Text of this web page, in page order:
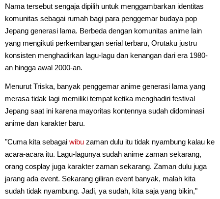
Nama tersebut sengaja dipilih untuk menggambarkan identitas
komunitas sebagai rumah bagi para penggemar budaya pop
Jepang generasi lama. Berbeda dengan komunitas anime lain
yang mengikuti perkembangan serial terbaru, Orutaku justru
konsisten menghadirkan lagu-lagu dan kenangan dari era 1980-
an hingga awal 2000-an.
Menurut Triska, banyak penggemar anime generasi lama yang
merasa tidak lagi memiliki tempat ketika menghadiri festival
Jepang saat ini karena mayoritas kontennya sudah didominasi
anime dan karakter baru.
"Cuma kita sebagai wibu zaman dulu itu tidak nyambung kalau ke
acara-acara itu. Lagu-lagunya sudah anime zaman sekarang,
orang cosplay juga karakter zaman sekarang. Zaman dulu juga
jarang ada event. Sekarang giliran event banyak, malah kita
sudah tidak nyambung. Jadi, ya sudah, kita saja yang bikin,"